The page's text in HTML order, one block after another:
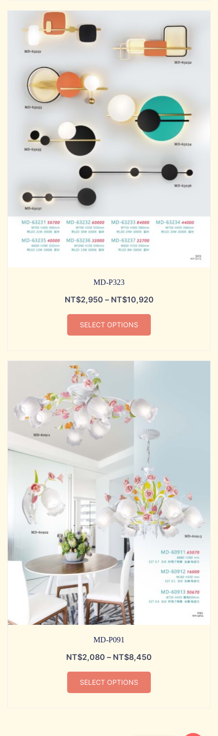
MD-P323
NT$2,950 – NT$10,920
SELECT OPTIONS
MD-P091
NT$2,080 – NT$8,450
SELECT OPTIONS